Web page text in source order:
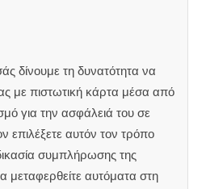
δίνουμε τη δυνατότητα να
με πιστωτική κάρτα μέσα από
για την ασφάλειά του σε
επιλέξετε αυτόν τον τρόπο
συμπλήρωσης της
μεταφερθείτε αυτόματα στη